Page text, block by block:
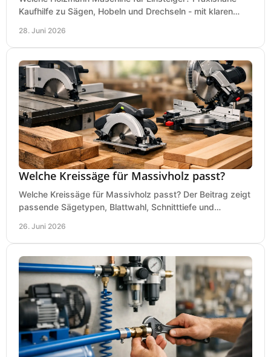
Kaufhilfe zu Sägen, Hobeln und Drechseln - mit klaren
28. Juni 2026
Welche Kreissäge für Massivholz passt?
Welche Kreissäge für Massivholz passt? Der Beitrag zeigt
passende Sägetypen, Blattwahl, Schnitttiefe und
26. Juni 2026